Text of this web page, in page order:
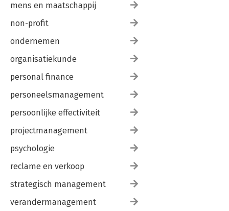
mens en maatschappij
non-profit
ondernemen
organisatiekunde
personal finance
personeelsmanagement
persoonlijke effectiviteit
projectmanagement
psychologie
reclame en verkoop
strategisch management
verandermanagement